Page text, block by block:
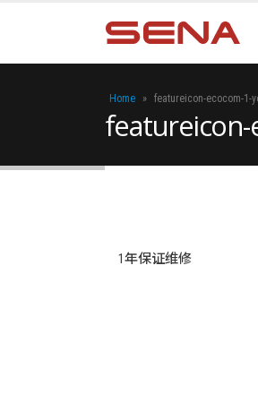
Home » featureicon-ecocom-1-
featureicon-
1年保证维修